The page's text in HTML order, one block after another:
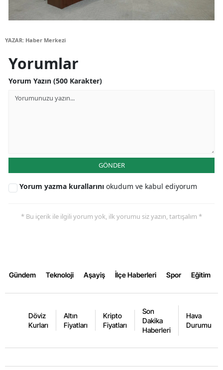
Osmaniye
YAZAR: Haber Merkezi
Yorumlar
Yorum Yazın (500 Karakter)
GÖNDER
Yorum yazma kurallarını okudum ve kabul ediyorum
* Bu içerik ile ilgili yorum yok, ilk yorumu siz yazın, tartışalım *
Gündem Teknoloji Aşayiş İlçe Haberleri Spor Eğitim
Döviz
Kurları
Altın
Fiyatları
Kripto
Fiyatları
Son
Dakika
Haberleri
Hava
Durumu